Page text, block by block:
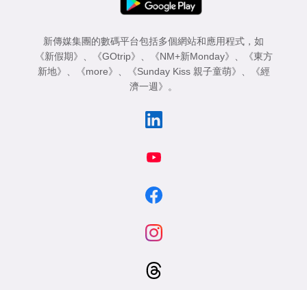
新傳媒集團的數碼平台包括多個網站和應用程式，如
《新假期》
《GOtrip》 《NM+新Monday》
《東方
新地》
《more》 《Sunday Kiss 親子童萌》
《經
濟一週》
。